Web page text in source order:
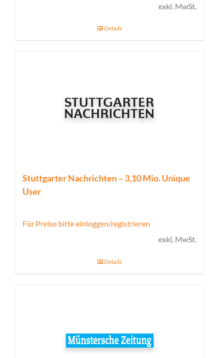
exkl. MwSt.
Details
Stuttgarter Nachrichten – 3,10 Mio. Unique
User
Für Preise bitte einloggen/registrieren
exkl. MwSt.
Details